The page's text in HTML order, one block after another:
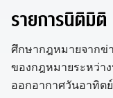
รายการนิติมิติ
ศึกษากฎหมายจากข่
ของกฎหมายระหว่าง
ออกอากาศวันอาทิต